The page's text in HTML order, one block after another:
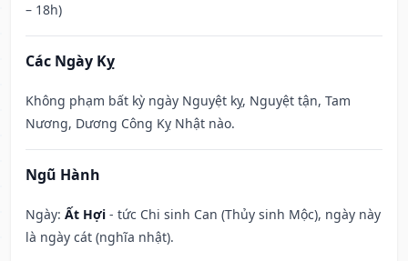
– 18h)
Các Ngày Kỵ
Không phạm bất kỳ ngày Nguyệt kỵ, Nguyệt tận, Tam
Nương, Dương Công Kỵ Nhật nào.
Ngũ Hành
Ngày: Ất Hợi - tức Chi sinh Can (Thủy sinh Mộc), ngày này
là ngày cát (nghĩa nhật).